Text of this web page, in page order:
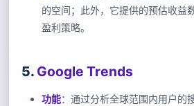
的空间；此外，它提供的预估收益
盈利策略。
5. Google Trends
功能：通过分析全球范围内用户的